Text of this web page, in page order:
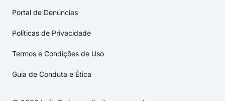
Portal de Denúncias
Políticas de Privacidade
Termos e Condições de Uso
Guia de Conduta e Ética